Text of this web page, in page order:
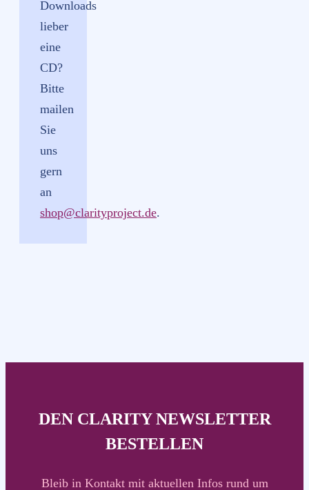
Downloads
lieber
eine
CD?
Bitte
mailen
Sie
uns
gern
an
shop@clarityproject.de.
DEN CLARITY NEWSLETTER
BESTELLEN
Bleib in Kontakt mit aktuellen Infos rund um